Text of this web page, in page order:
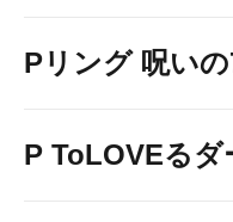
Pリング 呪い
P ToLOVEるダ